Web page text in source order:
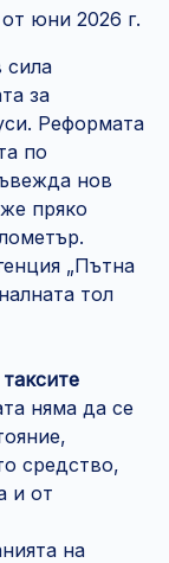
юни 2026 г.
сила
за
Реформата
по
нов
пряко
„Пътна
тол
няма да се
средство,
и от
на